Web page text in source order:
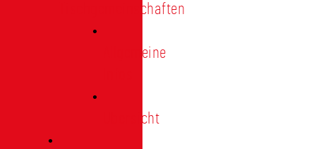
Tischgemeinschaften
Allgemeine
Übersicht